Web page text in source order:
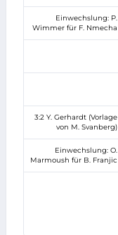
Einwechslung: P.
Wimmer für F. Nmecha
3:2 Y. Gerhardt (Vorlage
von M. Svanberg)
Einwechslung: O.
Marmoush für B. Franjic